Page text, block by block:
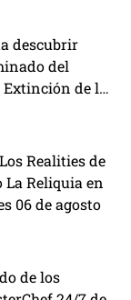
descubrir
del
Extinción de la
Realities de
Reliquia en
06 de agosto
de los